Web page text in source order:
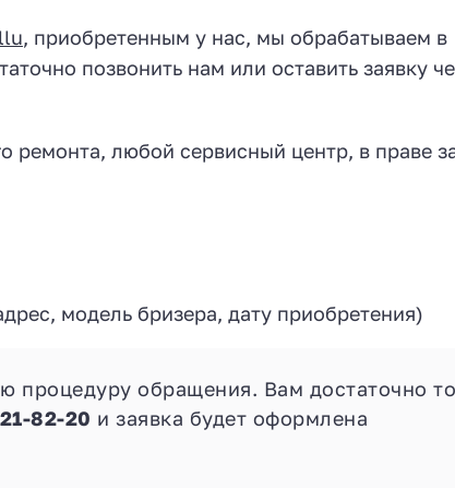
, приобретенным у нас, мы обрабатываем в
позвонить нам или оставить заявку
ремонта, любой сервисный центр, в праве
модель бризера, дату приобретения)
обращения. Вам достаточно
82-20 и заявка будет оформлена